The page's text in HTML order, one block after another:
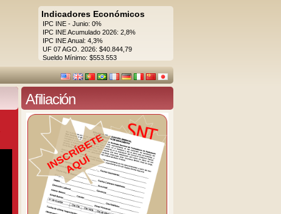
Indicadores Económicos
IPC INE - Junio: 0%
IPC INE Acumulado 2026: 2,8%
IPC INE Anual: 4,3%
UF 07 AGO. 2026: $40.844,79
Sueldo Mínimo: $553.553
Afiliación